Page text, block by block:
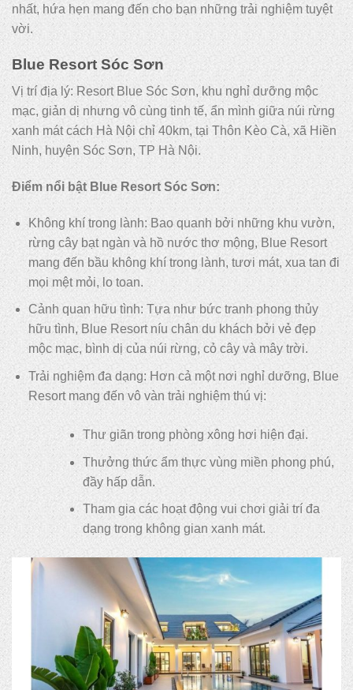
nhất, hứa hẹn mang đến cho bạn những trải nghiệm tuyệt
vời.
Blue Resort Sóc Sơn
Vị trí địa lý: Resort Blue Sóc Sơn, khu nghỉ dưỡng mộc
mạc, giản dị nhưng vô cùng tinh tế, ẩn mình giữa núi rừng
xanh mát cách Hà Nội chỉ 40km, tại Thôn Kèo Cà, xã Hiền
Ninh, huyện Sóc Sơn, TP Hà Nội.
Điểm nổi bật Blue Resort Sóc Sơn:
Không khí trong lành: Bao quanh bởi những khu vườn,
rừng cây bạt ngàn và hồ nước thơ mộng, Blue Resort
mang đến bầu không khí trong lành, tươi mát, xua tan đi
mọi mệt mỏi, lo toan.
Cảnh quan hữu tình: Tựa như bức tranh phong thủy
hữu tình, Blue Resort níu chân du khách bởi vẻ đẹp
mộc mạc, bình dị của núi rừng, cỏ cây và mây trời.
Trải nghiệm đa dạng: Hơn cả một nơi nghỉ dưỡng, Blue
Resort mang đến vô vàn trải nghiệm thú vị:
Thư giãn trong phòng xông hơi hiện đại.
Thưởng thức ẩm thực vùng miền phong phú,
đầy hấp dẫn.
Tham gia các hoạt động vui chơi giải trí đa
dạng trong không gian xanh mát.